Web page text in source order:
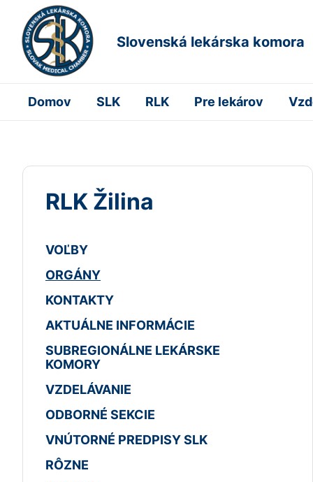
Slovenská lekárska komora
Domov SLK RLK Pre lekárov
RLK Žilina
VOĽBY
ORGÁNY
KONTAKTY
AKTUÁLNE INFORMÁCIE
SUBREGIONÁLNE LEKÁRSKE
KOMORY
VZDELÁVANIE
ODBORNÉ SEKCIE
VNÚTORNÉ PREDPISY SLK
RÔZNE